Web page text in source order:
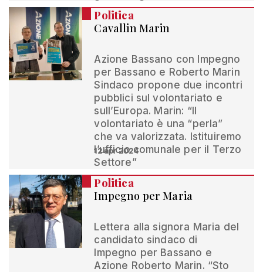
Politica
Cavallin Marin
Azione Bassano con Impegno
per Bassano e Roberto Marin
Sindaco propone due incontri
pubblici sul volontariato e
sull’Europa. Marin: “Il
volontariato è una “perla”
che va valorizzata. Istituiremo
l’ufficio comunale per il Terzo
Settore”
12 apr 2024
Politica
Impegno per Maria
Lettera alla signora Maria del
candidato sindaco di
Impegno per Bassano e
Azione Roberto Marin. “Sto